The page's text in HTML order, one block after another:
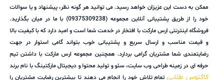
ممکن به دست این عزیزان خواهد رسید. می توانید هر گونه نظر، پیشنهاد و یا سوالات
خود را از طریق پشتیبانی آنلاین مجموعه (09375309238) با ما در میان بگذارید.
فروشگاه اینترنتی ارس مارکت با افتخار در خدمت شما است و امید دارد که با کیفیت بالا
و قیمت مناسب و ارسال سریع و پشتیبانی خوب بتواند گامی استوار در جهت
رضایتمندی شما مشتریان گرامی بردارد. همچنین مجموعه ارس مارکت با داشتن تیم
حرفه ای در زمینه طراحی وب سایت، سئو و تولید محتوا و دیجیتال مارکتینگ با نام برند
کاکتوس طلاییتمام تلاش خود را انجام می دهند تا بیشترین رضایت مشتریان را